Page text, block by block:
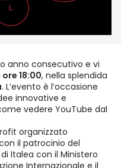
anno consecutivo e vi
18:00, nella splendida
. L’evento è l’occasione
innovative e
vedere YouTube dal
organizzato
il patrocinio del
Italea con il Ministero